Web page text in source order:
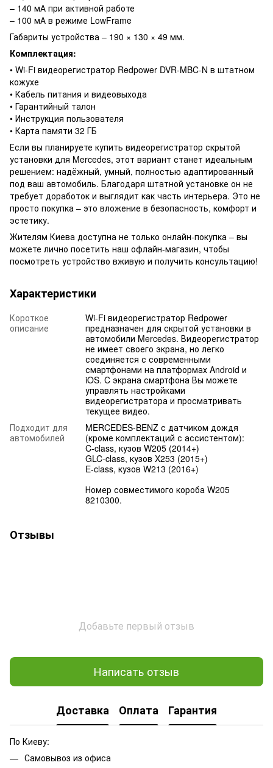
– 140 мА при активной работе
– 100 мА в режиме LowFrame
Габариты устройства – 190 × 130 × 49 мм.
Комплектация:
• Wi-Fi видеорегистратор Redpower DVR-MBC-N в штатном
кожухе
• Кабель питания и видеовыхода
• Гарантийный талон
• Инструкция пользователя
• Карта памяти 32 ГБ
Если вы планируете купить видеорегистратор скрытой
установки для Mercedes, этот вариант станет идеальным
решением: надёжный, умный, полностью адаптированный
под ваш автомобиль. Благодаря штатной установке он не
требует доработок и выглядит как часть интерьера. Это не
просто покупка – это вложение в безопасность, комфорт и
эстетику.
Жителям Киева доступна не только онлайн-покупка – вы
можете лично посетить наш офлайн-магазин, чтобы
посмотреть устройство вживую и получить консультацию!
Характеристики
Короткое
описание
Wi-Fi видеорегистратор Redpower
предназначен для скрытой установки в
автомобили Mercedes. Видеорегистратор
не имеет своего экрана, но легко
соединяется с современными
смартфонами на платформах Android и
iOS. C экрана смартфона Вы можете
управлять настройками
видеорегистратора и просматривать
текущее видео.
Подходит для
автомобилей
MERCEDES-BENZ с датчиком дождя
(кроме комплектаций с ассистентом):
C-class, кузов W205 (2014+)
GLC-class, кузов X253 (2015+)
E-class, кузов W213 (2016+)
Номер совместимого короба W205
8210300.
Отзывы
Добавьте первый отзыв
Написать отзыв
Доставка Оплата Гарантия
По Киеву:
Самовывоз из офиса